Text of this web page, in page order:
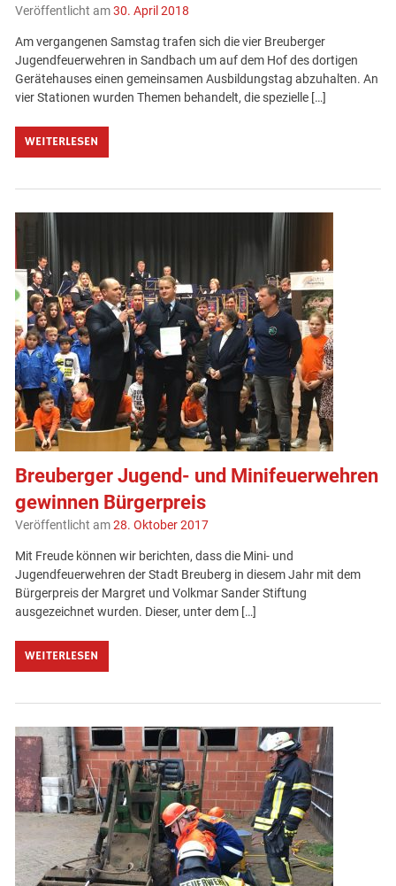
Veröffentlicht am30. April 2018
Am vergangenen Samstag trafen sich die vier Breuberger
Jugendfeuerwehren in Sandbach um auf dem Hof des dortigen
Gerätehauses einen gemeinsamen Ausbildungstag abzuhalten. An
vier Stationen wurden Themen behandelt, die spezielle […]
WEITERLESEN
Breuberger Jugend- und Minifeuerwehren
gewinnen Bürgerpreis
Veröffentlicht am28. Oktober 2017
Mit Freude können wir berichten, dass die Mini- und
Jugendfeuerwehren der Stadt Breuberg in diesem Jahr mit dem
Bürgerpreis der Margret und Volkmar Sander Stiftung
ausgezeichnet wurden. Dieser, unter dem […]
WEITERLESEN